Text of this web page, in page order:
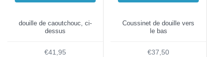
douille de caoutchouc, ci-
dessus
€41,95
Coussinet de douille vers
le bas
€37,50